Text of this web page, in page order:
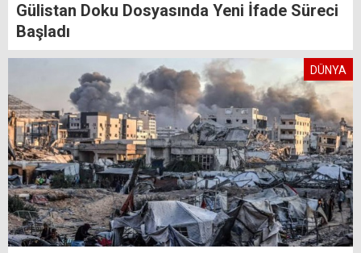
Gülistan Doku Dosyasında Yeni İfade Süreci
Başladı
DÜNYA